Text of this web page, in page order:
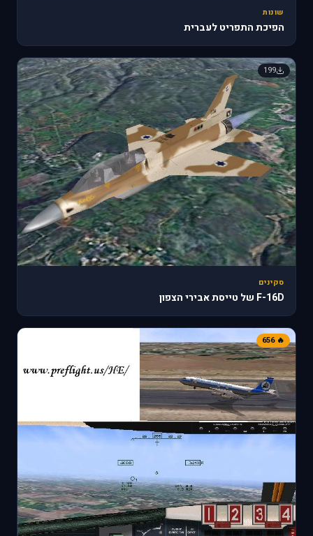
שונות
הפיכת התפריט לעברית
199
סקינים
F-16D של טייסת אבירי הצפון
🔥 656